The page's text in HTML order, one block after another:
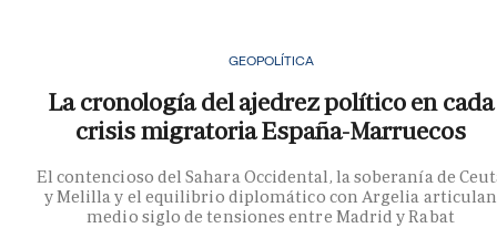
GEOPOLÍTICA
La cronología del ajedrez político en cada
crisis migratoria España-Marruecos
El contencioso del Sahara Occidental, la soberanía de
y Melilla y el equilibrio diplomático con Argelia articulan
medio siglo de tensiones entre Madrid y Rabat